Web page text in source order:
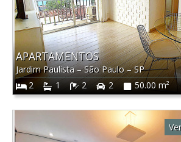
APARTAMENTOS
Jardim Paulista–São Paulo–SP
2
1 2 2 50.00 m²